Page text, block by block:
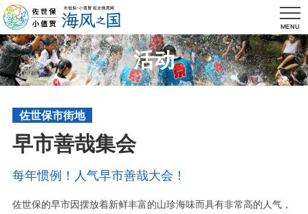
MENU
活动
佐世保市街地
早市善哉集会
每年惯例！人气早市善哉大会！
佐世保的早市因摆放着新鲜丰富的山珍海味而具有非常高的人气，